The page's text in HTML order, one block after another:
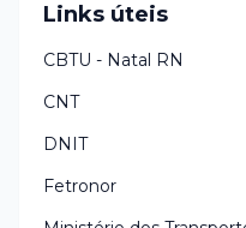
Links úteis
CBTU - Natal RN
CNT
DNIT
Fetronor